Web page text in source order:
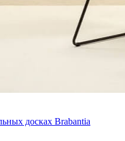
досках Brabantia